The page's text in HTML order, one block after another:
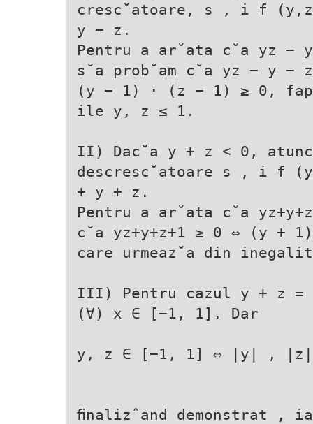
cresc˘atoare, s , i f
y − z.
Pentru a ar˘ata c˘a yz −
s˘a prob˘am c˘a yz − y −
(y − 1) · (z − 1) ≥ 0,
ile y, z ≤ 1.
II) Dac˘a y + z < 0,
descresc˘atoare s , i f
+ y + z.
Pentru a ar˘ata c˘a
c˘a yz+y+z+1 ≥ 0 ⇔ (y +
care urmeaz˘a din
III) Pentru cazul y + z
(∀) x ∈ [−1, 1]. Dar
y, z ∈ [−1, 1] ⇔ |y| , |z|
ﬁnalizˆand demonstrat ,